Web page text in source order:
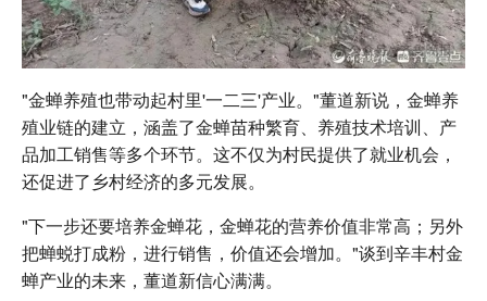
"金蝉养殖也带动起村里'一二三'产业。"董道新说，金蝉养
殖业链的建立，涵盖了金蝉苗种繁育、养殖技术培训、产
品加工销售等多个环节。这不仅为村民提供了就业机会，
还促进了乡村经济的多元发展。
"下一步还要培养金蝉花，金蝉花的营养价值非常高；另外
把蝉蜕打成粉，进行销售，价值还会增加。"谈到辛丰村金
蝉产业的未来，董道新信心满满。